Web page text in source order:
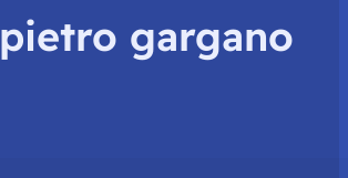
pietro gargano